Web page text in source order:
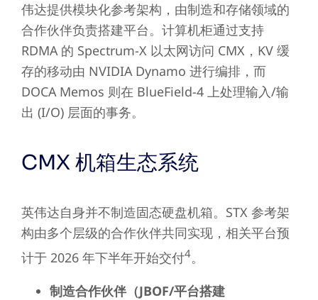
伟达提供模块化参考架构，由制造和存储领域的
合作伙伴负责搭建平台。计算机柜通过支持
RDMA 的 Spectrum-X 以太网访问 CMX，KV 缓
存的移动由 NVIDIA Dynamo 进行编排，而
DOCA Memos 则在 BlueField-4 上处理输入/输
出 (I/O) 层面的事务。
CMX 机箱生态系统
英伟达自身并不制造固态硬盘机箱。STX 参考架
构由多个层级的合作伙伴共同实现，相关平台预
计于 2026 年下半年开始交付4。
制造合作伙伴（JBOF/平台搭建